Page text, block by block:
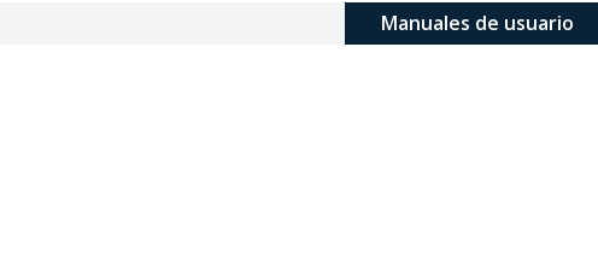
Manuales de usuario